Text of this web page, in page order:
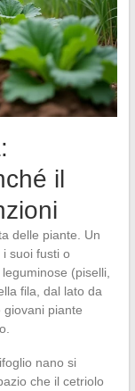
il
delle piante. Un
suoi fusti o
(piselli,
fila, dal lato da
piante
nano si
che il cetriolo